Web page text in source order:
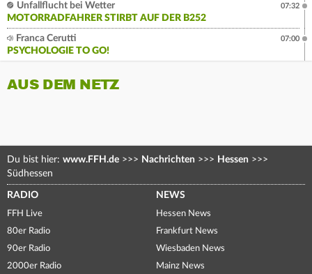
Unfallflucht bei Wetter
MOTORRADFAHRER STIRBT AUF DER B252
07:32
Franca Cerutti
PSYCHOLOGIE TO GO!
07:00
AUS DEM NETZ
Du bist hier: www.FFH.de >>> Nachrichten >>> Hessen >>>
Südhessen
RADIO
FFH Live
80er Radio
90er Radio
2000er Radio
NEWS
Hessen News
Frankfurt News
Wiesbaden News
Mainz News